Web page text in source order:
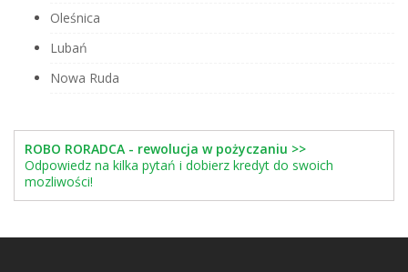
Oleśnica
Lubań
Nowa Ruda
ROBO RORADCA - rewolucja w pożyczaniu >>
Odpowiedz na kilka pytań i dobierz kredyt do swoich
mozliwości!